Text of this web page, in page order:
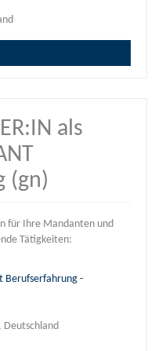
als
(gn)
für Ihre Mandanten und
Tätigkeiten:
Berufserfahrung -
Deutschland